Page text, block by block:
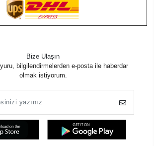
Bize Ulaşın
bilgilendirmelerden e-posta ile haberdar
olmak istiyorum.